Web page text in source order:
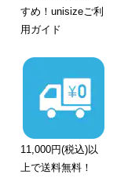
すめ！unisizeご利
用ガイド
11,000円(税込)以
上で送料無料！